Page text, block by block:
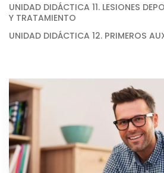
UNIDAD DIDÁCTICA 11. LESIONES
Y TRATAMIENTO
UNIDAD DIDÁCTICA 12. PRIMEROS